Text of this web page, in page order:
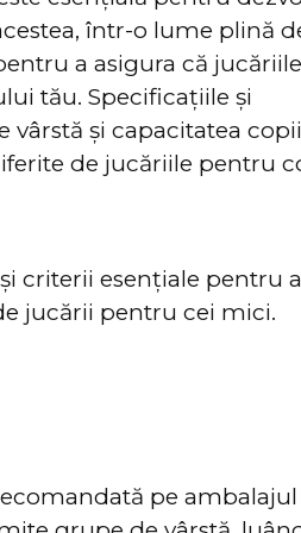
într-o lume plină
a asigura că
tău. Specificațiile și
și capacitatea
de jucăriile pentru
criterii esențiale pentru
jucării pentru cei mici.
pe